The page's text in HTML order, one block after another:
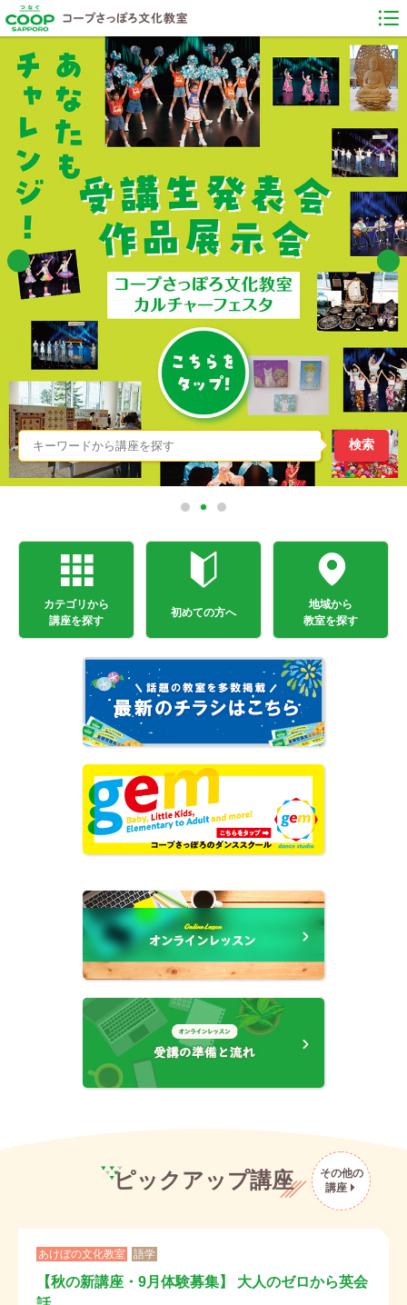
カテゴリから
講座を探す
初めての方へ
地域から
教室を探す
ピックアップ講座
その他の
講座
あけぼの文化教室 語学
【秋の新講座・9月体験募集】 大人のゼロから英会